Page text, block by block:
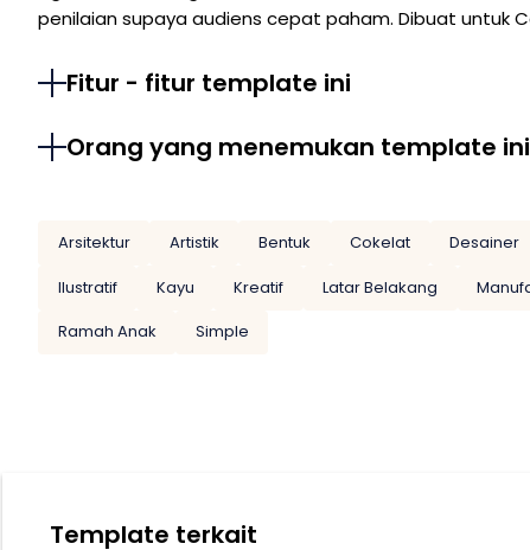
penilaian supaya audiens cepat paham. Dibuat untuk
Fitur - fitur template ini
Orang yang menemukan template
Arsitektur Artistik Bentuk Cokelat Desainer
Ilustratif
Kayu Kreatif Latar Belakang
Ramah Anak
Simple
Template terkait